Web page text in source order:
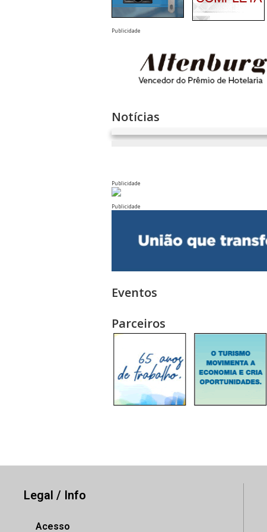
Publicidade
Notícias
Publicidade
Publicidade
Eventos
Parceiros
Legal / Info
Acesso